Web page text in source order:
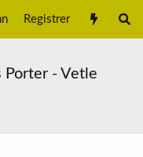
Registrer
- Vetle